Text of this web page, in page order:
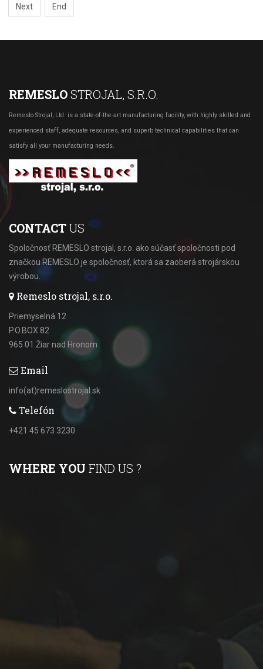
Next End
REMESLOSTROJAL, S.R.O.
Remeslo Strojal, Ltd. is a state-of-the-art manufacturing facility, with highly skilled and
experienced staff, adequate resources, and superb technical capabilities that can
satisfy all your manufacturing needs.
CONTACTUS
Spoločnosť REMESLO strojal, s.r.o. ako súčasť spoločnosti pod
značkou REMESLO je spoločnosť, ktorá sa zaoberá strojárskou
výrobou.
Remeslo strojal, s.r.o.
Priemyselná 12
P.O.BOX 82
965 01 Žiar nad Hronom
Email
info(at)remeslostrojal.sk
Telefón
+421 45 673 3230
WHERE YOU FIND US ?